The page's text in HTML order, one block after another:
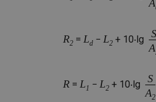
A
R2 = Ld − L2 + 10‧lg
S
A
R = L1 − L2 + 10‧lg
S
A2